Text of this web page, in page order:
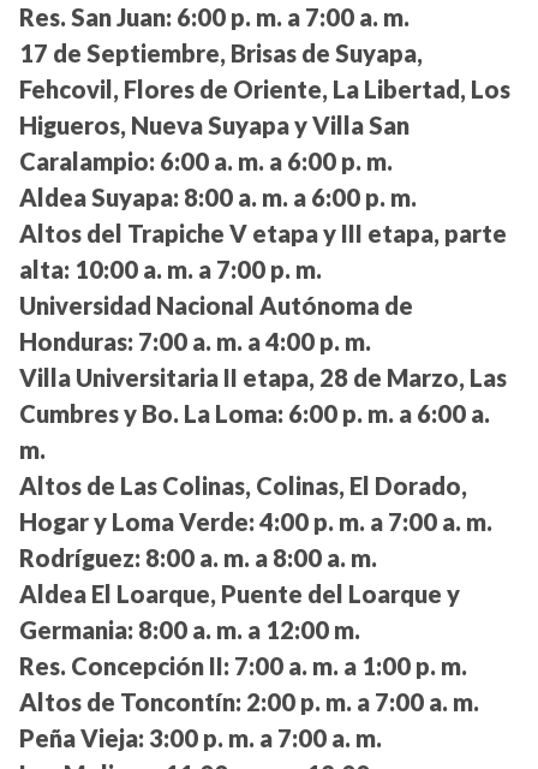
Res. San Juan: 6:00 p. m. a 7:00 a. m.
17 de Septiembre, Brisas de Suyapa,
Fehcovil, Flores de Oriente, La Libertad, Los
Higueros, Nueva Suyapa y Villa San
Caralampio: 6:00 a. m. a 6:00 p. m.
Aldea Suyapa: 8:00 a. m. a 6:00 p. m.
Altos del Trapiche V etapa y III etapa, parte
alta: 10:00 a. m. a 7:00 p. m.
Universidad Nacional Autónoma de
Honduras: 7:00 a. m. a 4:00 p. m.
Villa Universitaria II etapa, 28 de Marzo, Las
Cumbres y Bo. La Loma: 6:00 p. m. a 6:00 a.
m.
Altos de Las Colinas, Colinas, El Dorado,
Hogar y Loma Verde: 4:00 p. m. a 7:00 a. m.
Rodríguez: 8:00 a. m. a 8:00 a. m.
Aldea El Loarque, Puente del Loarque y
Germania: 8:00 a. m. a 12:00 m.
Res. Concepción II: 7:00 a. m. a 1:00 p. m.
Altos de Toncontín: 2:00 p. m. a 7:00 a. m.
Peña Vieja: 3:00 p. m. a 7:00 a. m.